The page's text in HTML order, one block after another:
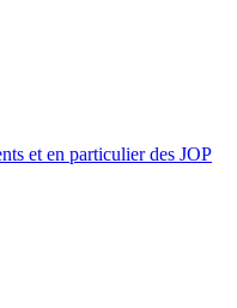
et en particulier des JOP